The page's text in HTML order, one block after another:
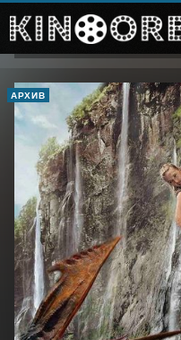
АРХИВ